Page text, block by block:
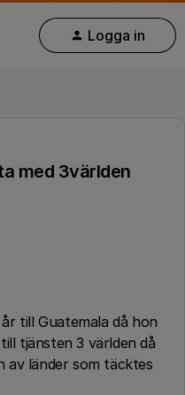
Logga in
med 3världen
till Guatemala då hon
tjänsten 3 världen då
av länder som täcktes